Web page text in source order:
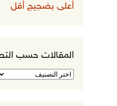
أعلى بضجيج أقل
المقالات حسب
المقالات